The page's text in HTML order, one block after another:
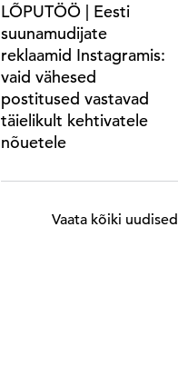
LÕPUTÖÖ | Eesti
suunamudijate
reklaamid Instagramis:
vaid vähesed
postitused vastavad
täielikult kehtivatele
nõuetele
Vaata kõiki uudised